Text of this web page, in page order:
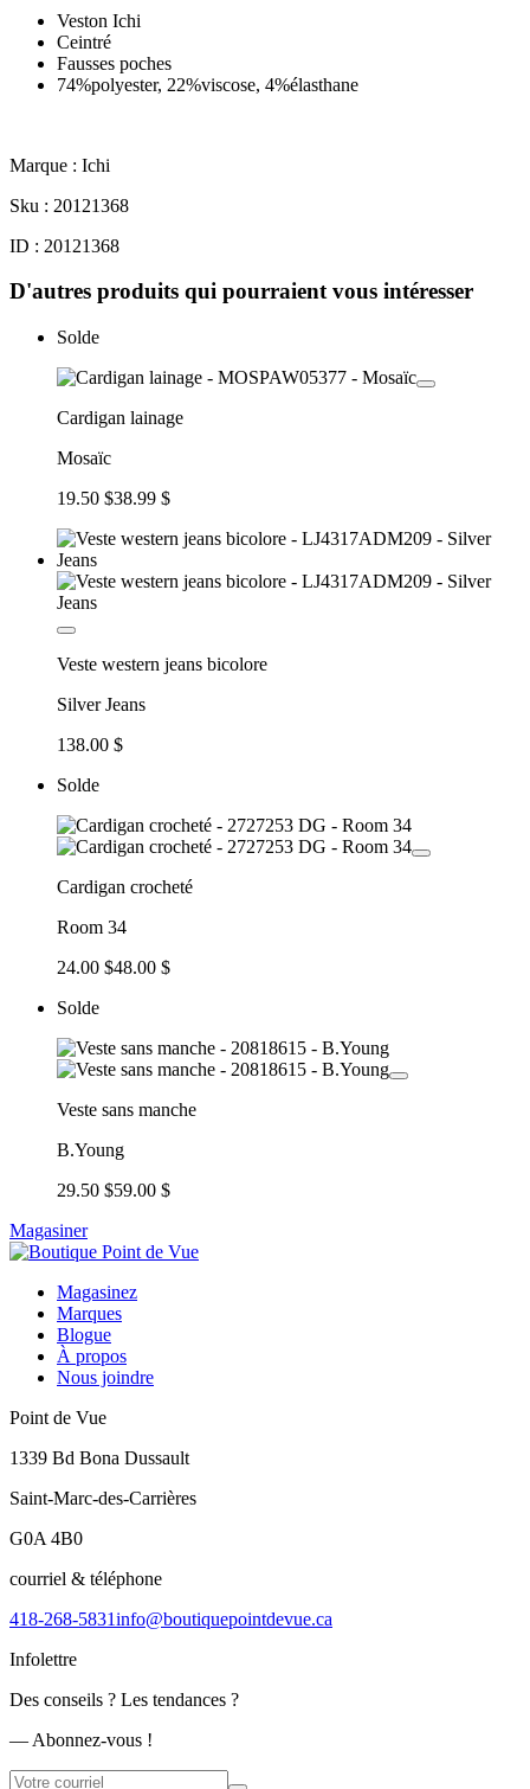
Veston Ichi
Ceintré
Fausses poches
74%polyester, 22%viscose, 4%élasthane
Marque : Ichi
Sku : 20121368
ID : 20121368
D'autres produits qui pourraient vous intéresser
Solde
Cardigan lainage
Mosaïc
19.50 $38.99 $
Veste western jeans bicolore
Silver Jeans
138.00 $
Solde
Cardigan crocheté
Room 34
24.00 $48.00 $
Solde
Veste sans manche
B.Young
29.50 $59.00 $
Magasiner
Magasinez
Marques
Blogue
À propos
Nous joindre
Point de Vue
1339 Bd Bona Dussault
Saint-Marc-des-Carrières
G0A 4B0
courriel & téléphone
418-268-5831info@boutiquepointdevue.ca
Infolettre
Des conseils ? Les tendances ?
― Abonnez-vous !